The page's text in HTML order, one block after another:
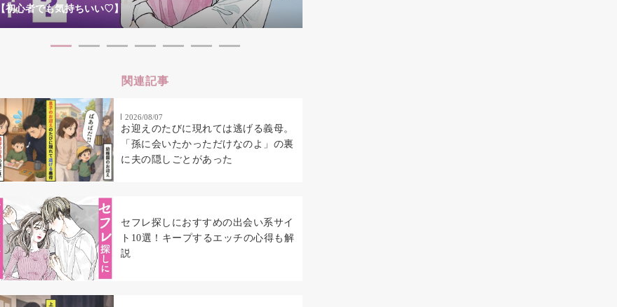
【初心者でも気持ちいい♡】
関連記事
2026/08/07
お迎えのたびに現れては逃げる義母。
「孫に会いたかっただけなのよ」の裏
に夫の隠しごとがあった
セフレ探しにおすすめの出会い系サイ
ト10選！キープするエッチの心得も解
説